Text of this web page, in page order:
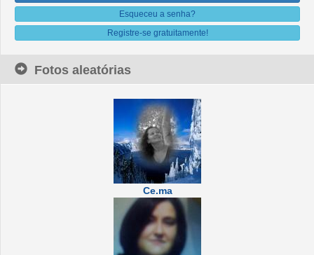
Esqueceu a senha?
Registre-se gratuitamente!
Fotos aleatórias
Ce.ma